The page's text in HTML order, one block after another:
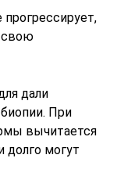
свою
дали
При
вычитается
долго могут